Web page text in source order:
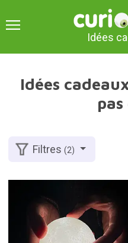
Idées
Idées
Filtres(2)